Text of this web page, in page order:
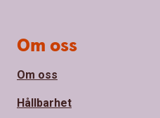
Om oss
Om oss
Hållbarhet